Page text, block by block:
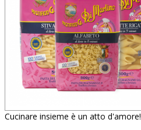
Cucinare insieme è un atto d'amore!